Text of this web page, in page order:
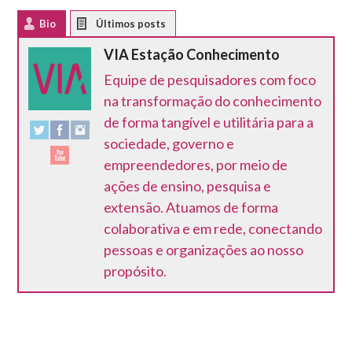
Bio
VIA Estação Conhecimento
Equipe de pesquisadores com foco
na transformação do conhecimento
de forma tangível e utilitária para a
sociedade, governo e
empreendedores, por meio de
ações de ensino, pesquisa e
extensão. Atuamos de forma
colaborativa e em rede, conectando
pessoas e organizações ao nosso
propósito.